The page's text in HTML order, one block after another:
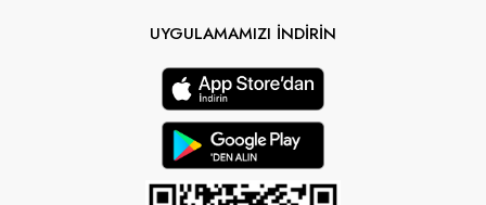
UYGULAMAMIZI İNDİRİN